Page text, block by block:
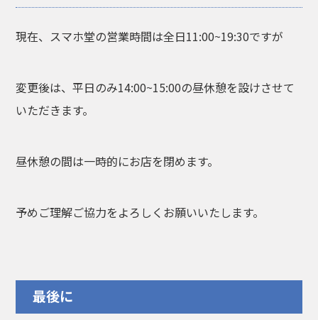
現在、スマホ堂の営業時間は全日11:00~19:30ですが
変更後は、平日のみ14:00~15:00の昼休憩を設けさせて
いただきます。
昼休憩の間は一時的にお店を閉めます。
予めご理解ご協力をよろしくお願いいたします。
最後に